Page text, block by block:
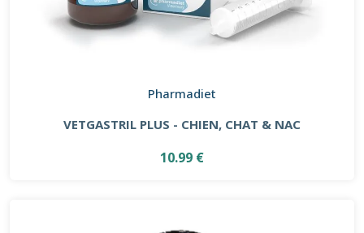
Pharmadiet
VETGASTRIL PLUS - CHIEN, CHAT & NAC
10.99 €